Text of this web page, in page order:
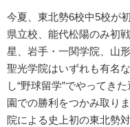
今夏、東北勢6校中5校が
県立校、能代松陽のみ初
星、岩手・一関学院、山
聖光学院はいずれも有名
し“野球留学”でやってき
園での勝利をつかみ取り
院による史上初の東北勢